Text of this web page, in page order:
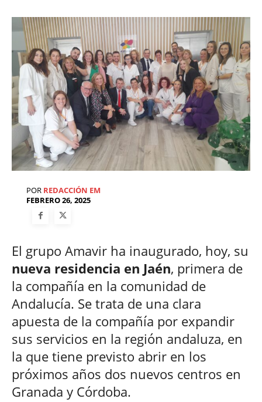
POR REDACCIÓN EM
FEBRERO 26, 2025
El grupo Amavir ha inaugurado, hoy, su
nueva residencia en Jaén, primera de
la compañía en la comunidad de
Andalucía. Se trata de una clara
apuesta de la compañía por expandir
sus servicios en la región andaluza, en
la que tiene previsto abrir en los
próximos años dos nuevos centros en
Granada y Córdoba.